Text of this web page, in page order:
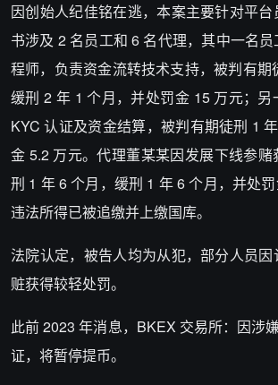
因创始人纪佳铭在逃，本案主要针对平
书涉及 2 名员工和 6 名代理，其中一名
程师，负责资金流转技术支持，被判有期
缓刑 2 年 1 个月，并处罚金 15 万元；
KYC 认证及资金结算，被判有期徒刑 1
金 5.2 万元。代理董某某因发展下线参
刑 1 年 6 个月，缓刑 1 年 6 个月，并处
违法所得已被追缴并上缴国库。
法院认定，被告人均为从犯，部分人员
赃获得较轻处罚。
此前 2023 年消息，BKEX 交易所：因涉
证，将暂停提币。